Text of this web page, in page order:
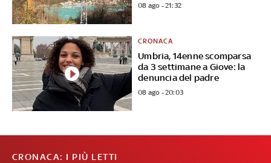
08 ago - 21:32
Umbria, 14enne scomparsa
da 3 settimane a Giove: la
denuncia del padre
CRONACA
08 ago - 20:03
CRONACA: I PIÙ LETTI